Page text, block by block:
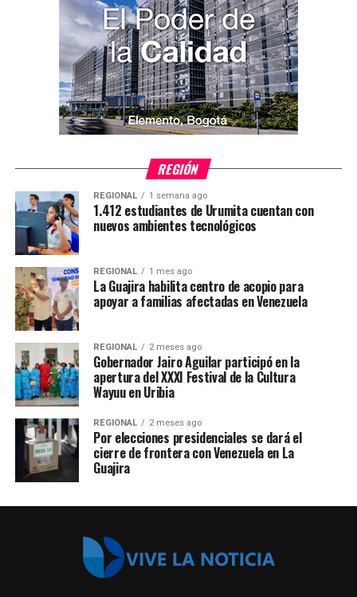
REGIÓN
REGIONAL 1 semana ago
1.412 estudiantes de Urumita cuentan con
nuevos ambientes tecnológicos
REGIONAL 1 mes ago
La Guajira habilita centro de acopio para
apoyar a familias afectadas en Venezuela
REGIONAL 2 meses ago
Gobernador Jairo Aguilar participó en la
apertura del XXXI Festival de la Cultura
Wayuu en Uribia
REGIONAL 2 meses ago
Por elecciones presidenciales se dará el
cierre de frontera con Venezuela en La
Guajira